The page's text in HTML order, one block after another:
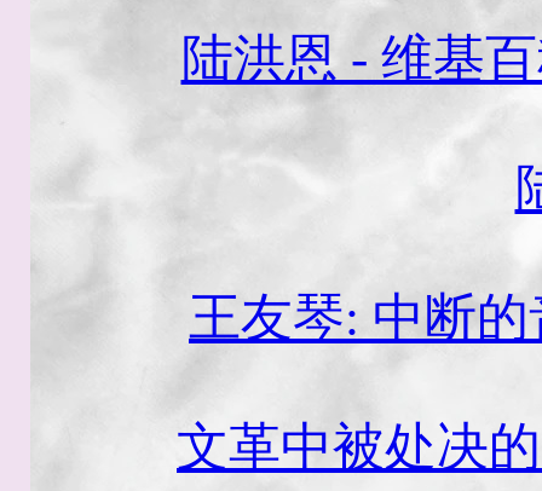
陆洪恩 - 维基
王友琴: 中断
文革中被处决